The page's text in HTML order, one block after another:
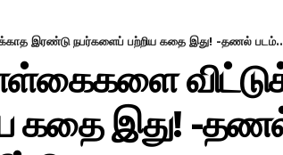
இரண்டு நபர்களைப் பற்றிய கதை இது! -தணல்
கதை இது! -தணல்